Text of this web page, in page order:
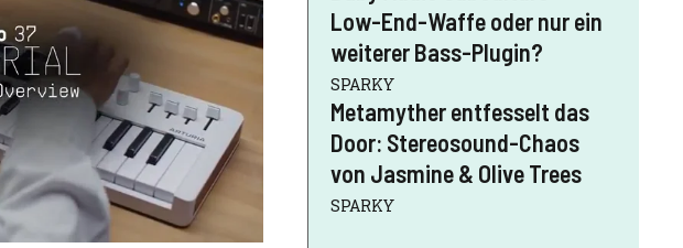
Low-End-Waffe oder nur ein
weiterer Bass-Plugin?
SPARKY
Metamyther entfesselt das
Door: Stereosound-Chaos
von Jasmine & Olive Trees
SPARKY